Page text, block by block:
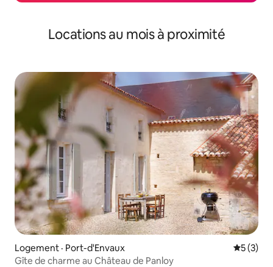
Locations au mois à proximité
Logement · Port-d'Envaux Note
5 (3)
Gîte de charme au Château de Panloy